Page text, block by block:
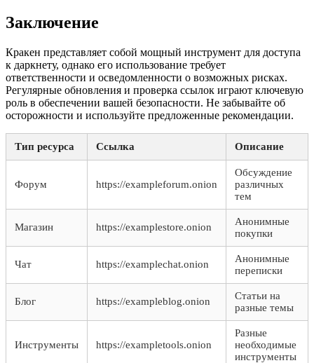
Заключение
Кракен представляет собой мощный инструмент для доступа
к даркнету, однако его использование требует
ответственности и осведомленности о возможных рисках.
Регулярные обновления и проверка ссылок играют ключевую
роль в обеспечении вашей безопасности. Не забывайте об
осторожности и используйте предложенные рекомендации.
Тип ресурса Ссылка Описание
Форум https://exampleforum.onion
Обсуждение
различных
тем
Магазин https://examplestore.onion
Анонимные
покупки
Чат https://examplechat.onion
Анонимные
переписки
Блог https://exampleblog.onion
Статьи на
разные темы
Инструменты https://exampletools.onion
Разные
необходимые
инструменты